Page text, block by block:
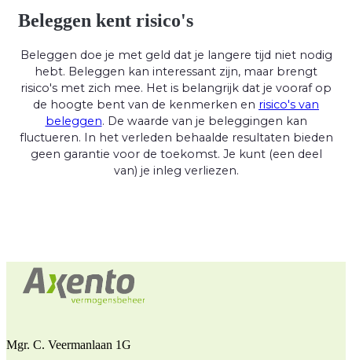
Beleggen kent risico's
Beleggen doe je met geld dat je langere tijd niet nodig
hebt. Beleggen kan interessant zijn, maar brengt
risico's met zich mee. Het is belangrijk dat je vooraf op
de hoogte bent van de kenmerken en risico's van
beleggen. De waarde van je beleggingen kan
fluctueren. In het verleden behaalde resultaten bieden
geen garantie voor de toekomst. Je kunt (een deel
van) je inleg verliezen.
Mgr. C. Veermanlaan 1G